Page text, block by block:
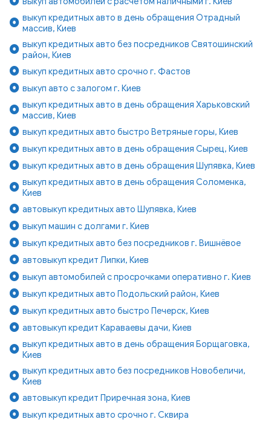
выкуп кредитных авто в день обращения Отрадный
массив, Киев
выкуп кредитных авто без посредников Святошинский
район, Киев
выкуп кредитных авто срочно г. Фастов
выкуп авто с залогом г. Киев
выкуп кредитных авто в день обращения Харьковский
массив, Киев
выкуп кредитных авто быстро Ветряные горы, Киев
выкуп кредитных авто в день обращения Сырец, Киев
выкуп кредитных авто в день обращения Шулявка, Киев
выкуп кредитных авто в день обращения Соломенка,
Киев
автовыкуп кредитных авто Шулявка, Киев
выкуп машин с долгами г. Киев
выкуп кредитных авто без посредников г. Вишнёвое
автовыкуп кредит Липки, Киев
выкуп автомобилей с просрочками оперативно г. Киев
выкуп кредитных авто Подольский район, Киев
выкуп кредитных авто быстро Печерск, Киев
автовыкуп кредит Караваевы дачи, Киев
выкуп кредитных авто в день обращения Борщаговка,
Киев
выкуп кредитных авто без посредников Новобеличи,
Киев
автовыкуп кредит Приречная зона, Киев
выкуп кредитных авто срочно г. Сквира